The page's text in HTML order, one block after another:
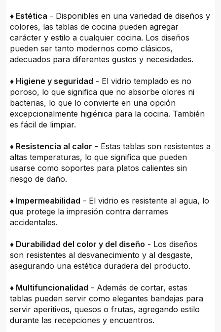
♦ Estética - Disponibles en una variedad de diseños y
colores, las tablas de cocina pueden agregar
carácter y estilo a cualquier cocina. Los diseños
pueden ser tanto modernos como clásicos,
adecuados para diferentes gustos y necesidades.
♦ Higiene y seguridad - El vidrio templado es no
poroso, lo que significa que no absorbe olores ni
bacterias, lo que lo convierte en una opción
excepcionalmente higiénica para la cocina. También
es fácil de limpiar.
♦ Resistencia al calor - Estas tablas son resistentes a
altas temperaturas, lo que significa que pueden
usarse como soportes para platos calientes sin
riesgo de daño.
♦ Impermeabilidad - El vidrio es resistente al agua, lo
que protege la impresión contra derrames
accidentales.
♦ Durabilidad del color y del diseño - Los diseños
son resistentes al desvanecimiento y al desgaste,
asegurando una estética duradera del producto.
♦ Multifuncionalidad - Además de cortar, estas
tablas pueden servir como elegantes bandejas para
servir aperitivos, quesos o frutas, agregando estilo
durante las recepciones y encuentros.